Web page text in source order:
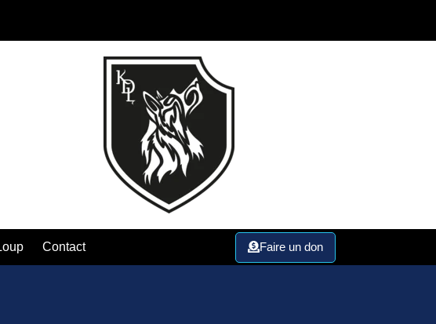
Contact Faire un don